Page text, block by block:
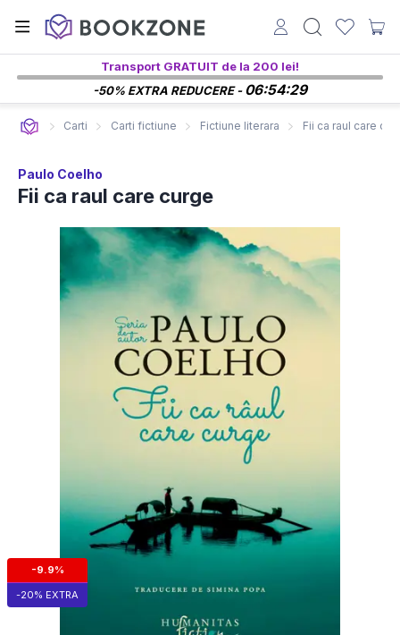
Transport GRATUIT de la 200 lei!
-50% EXTRA REDUCERE -06:54:28
Carti Carti fictiune Fictiune literara Fii ca raul care
Paulo Coelho
Fii ca raul care curge
-9.9%
-20% EXTRA